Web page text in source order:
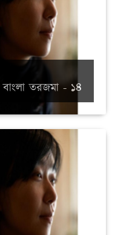
বাংলা তরজমা - ১৪